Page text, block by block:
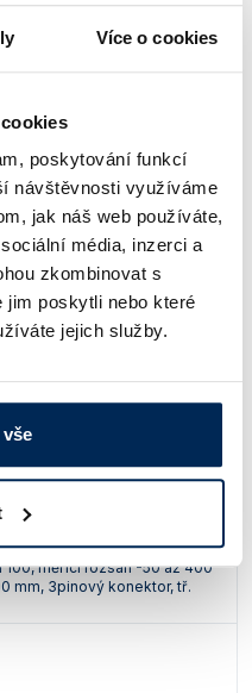
Více o cookies
poskytování funkcí
návštěvnosti využíváme
jak náš web používáte,
média, inzerci a
zkombinovat s
poskytli nebo které
jejich služby.
kapalina, měřicí rozsah
ocel 6 x 1000 mm, 3pinový
měřicí rozsah -50 až 400
mm, 3pinový konektor, tř.